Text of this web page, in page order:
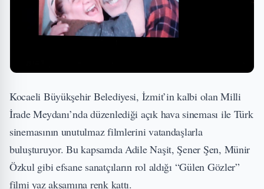
Kocaeli Büyükşehir Belediyesi, İzmit’in kalbi olan Milli
İrade Meydanı’nda düzenlediği açık hava sineması ile Türk
sinemasının unutulmaz filmlerini vatandaşlarla
buluşturuyor. Bu kapsamda Adile Naşit, Şener Şen, Münir
Özkul gibi efsane sanatçıların rol aldığı “Gülen Gözler”
filmi yaz akşamına renk kattı.